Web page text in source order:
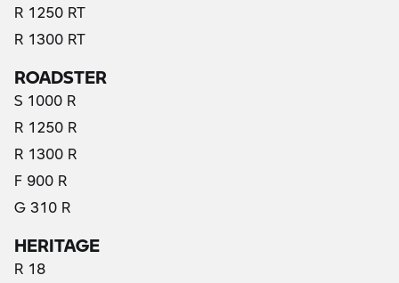
R 1250 RT
R 1300 RT
ROADSTER
S 1000 R
R 1250 R
R 1300 R
F 900 R
G 310 R
HERITAGE
R 18